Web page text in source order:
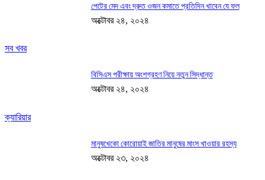
সব খবর
পেটের মেদ এবং দ্রুত ওজন কমাতে প্রতিদিন খাবেন যে ফল
অক্টোবর ২৪, ২০২৪
ক্যারিয়ার
বিসিএস পরীক্ষায় অংশগ্রহণ নিয়ে নতুন সিদ্ধান্ত
অক্টোবর ২৪, ২০২৪
মানুষখেকো কোরোয়াই জাতির মানুষের মাংস খাওয়ার রহস্য
অক্টোবর ২৩, ২০২৪